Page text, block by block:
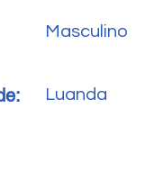
Masculino
Luanda